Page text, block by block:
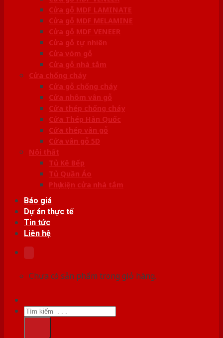
Cửa gỗ MDF LAMINATE
Cửa gỗ MDF MELAMINE
Cửa gỗ MDF VENEER
Cửa gỗ tự nhiên
Cửa vòm gỗ
Cửa gỗ nhà tắm
Cửa chống cháy
Cửa gỗ chống cháy
Cửa nhôm vân gỗ
Cửa thép chống cháy
Cửa Thép Hàn Quốc
Cửa thép vân gỗ
Cửa vân gỗ 5D
Nội thất
Tủ Kệ Bếp
Tủ Quần Áo
Phụ kiện cửa nhà tắm
Báo giá
Dự án thực tế
Tin tức
Liên hệ
Chưa có sản phẩm trong giỏ hàng.
Tìm
kiếm: